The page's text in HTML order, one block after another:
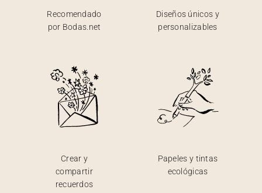
Recomendado
por Bodas.net
Diseños únicos y
personalizables
Crear y
compartir
recuerdos
Papeles y tintas
ecológicas